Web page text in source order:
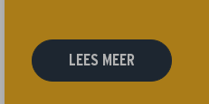
LEES MEER